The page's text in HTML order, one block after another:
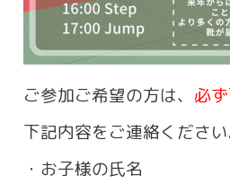
ご参加ご希望の方は、 必
下記内容をご連絡ください
・お子様の氏名